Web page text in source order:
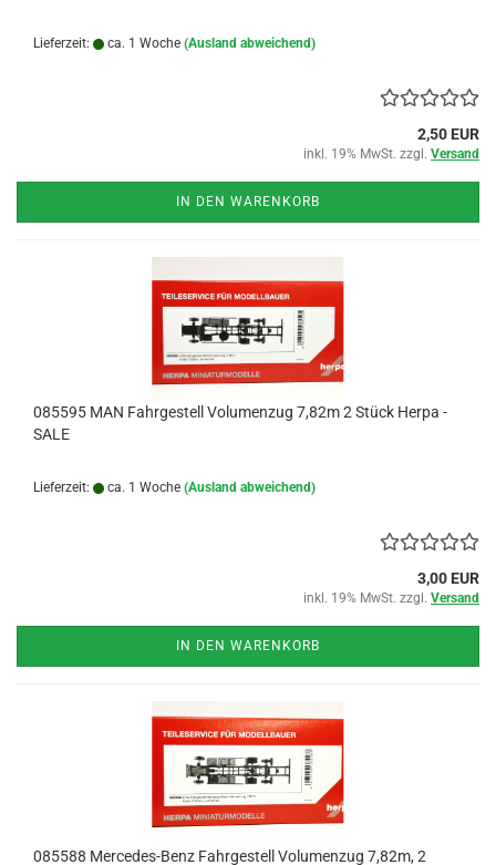
Lieferzeit: ca. 1 Woche (Ausland abweichend)
2,50 EUR
inkl. 19% MwSt. zzgl. Versand
IN DEN WARENKORB
085595 MAN Fahrgestell Volumenzug 7,82m 2 Stück Herpa -
SALE
Lieferzeit: ca. 1 Woche (Ausland abweichend)
3,00 EUR
inkl. 19% MwSt. zzgl. Versand
IN DEN WARENKORB
085588 Mercedes-Benz Fahrgestell Volumenzug 7,82m, 2